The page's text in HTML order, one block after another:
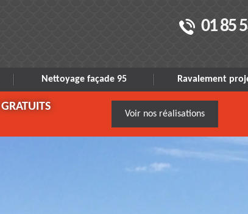
01 85
Nettoyage façade 95 Ravalement
Voir nos réalisations